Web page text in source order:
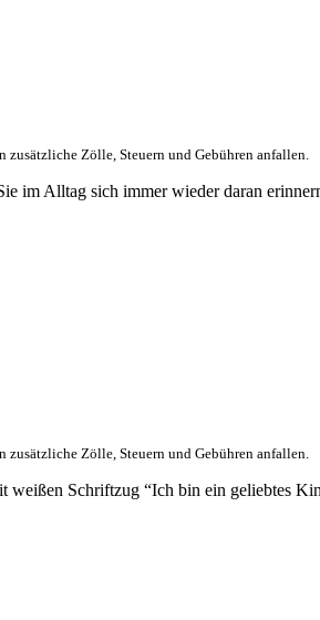
Zölle, Steuern und Gebühren anfallen.
im Alltag sich immer wieder daran
Zölle, Steuern und Gebühren anfallen.
weißen Schriftzug “Ich bin ein geliebtes